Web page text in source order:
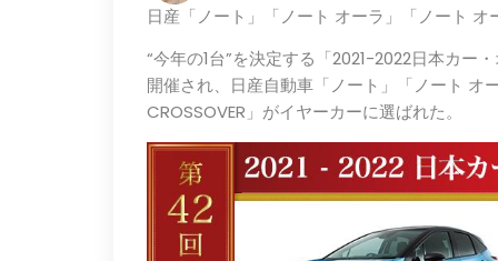
日産「ノート」「ノート オーラ」「ノート オ
“今年の1台”を決定する「2021-2022日本カー
開催され、日産自動車「ノート」「ノート オ
CROSSOVER」がイヤーカーに選ばれた。